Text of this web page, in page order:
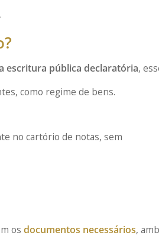
escritura pública declaratória,
como regime de bens.
no cartório de notas, sem
osdocumentos necessários,